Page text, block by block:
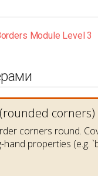
Module Level 3